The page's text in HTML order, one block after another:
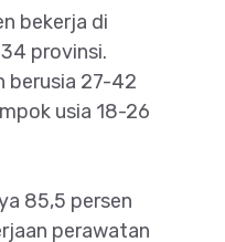
bekerja di
provinsi.
berusia 27-42
usia 18-26
85,5 persen
perawatan